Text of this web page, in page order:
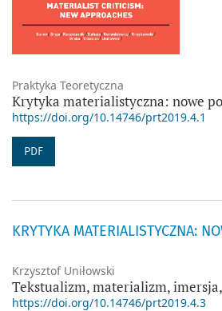
Praktyka Teoretyczna
Krytyka materialistyczna: nowe
https://doi.org/10.14746/prt2019.4.1
PDF
KRYTYKA MATERIALISTYCZNA:
Krzysztof Uniłowski
Tekstualizm, materializm,
https://doi.org/10.14746/prt2019.4.3